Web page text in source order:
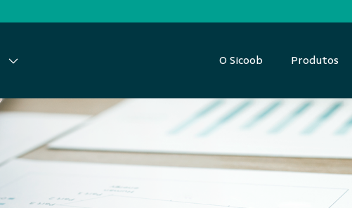
O Sicoob Produtos